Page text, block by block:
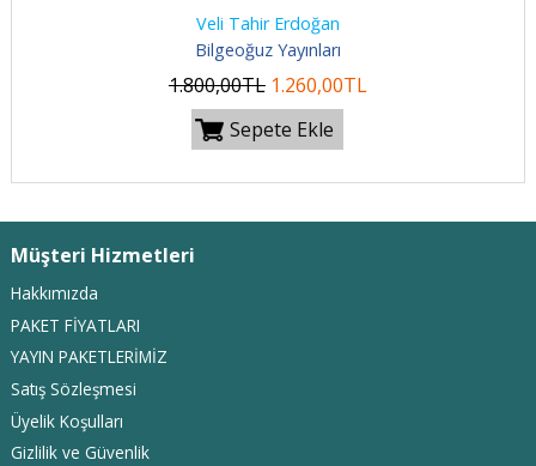
Veli Tahir Erdoğan
Bilgeoğuz Yayınları
1.800,00TL 1.260,00TL
Sepete Ekle
Müşteri Hizmetleri
Hakkımızda
PAKET FİYATLARI
YAYIN PAKETLERİMİZ
Satış Sözleşmesi
Üyelik Koşulları
Gizlilik ve Güvenlik